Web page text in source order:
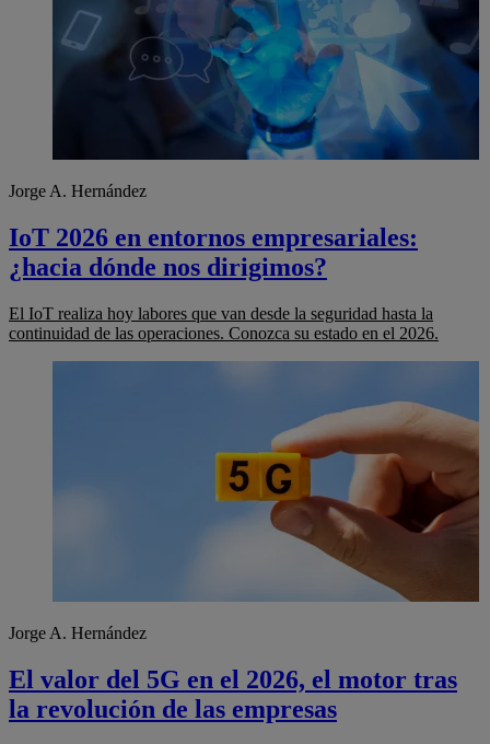
Jorge A. Hernández
IoT 2026 en entornos empresariales:
¿hacia dónde nos dirigimos?
El IoT realiza hoy labores que van desde la seguridad hasta la
continuidad de las operaciones. Conozca su estado en el 2026.
Jorge A. Hernández
El valor del 5G en el 2026, el motor tras
la revolución de las empresas